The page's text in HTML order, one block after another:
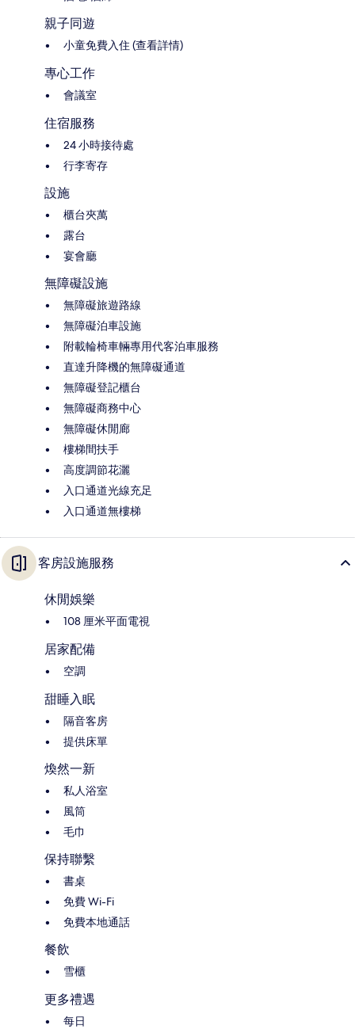
親子同遊
小童免費入住 (查看詳情)
專心工作
會議室
住宿服務
24 小時接待處
行李寄存
設施
櫃台夾萬
露台
宴會廳
無障礙設施
無障礙旅遊路線
無障礙泊車設施
附載輪椅車輛專用代客泊車服務
直達升降機的無障礙通道
無障礙登記櫃台
無障礙商務中心
無障礙休閒廊
樓梯間扶手
高度調節花灑
入口通道光線充足
入口通道無樓梯
客房設施服務
休閒娛樂
108 厘米平面電視
居家配備
空調
甜睡入眠
隔音客房
提供床單
煥然一新
私人浴室
風筒
毛巾
保持聯繫
書桌
免費 Wi-Fi
免費本地通話
餐飲
雪櫃
更多禮遇
每日